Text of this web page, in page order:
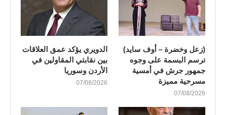
(زعل وخضرة – أوف سايد)
ترسم البسمة على وجوه
جمهور جرش في أمسية
مسرحية مميزة
07/08/2026
الدويري يؤكد عمق العلاقات
بين نقابتي المقاولين في
الأردن وسوريا
07/08/2026